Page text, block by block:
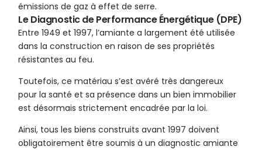
émissions de gaz à effet de serre.
Le Diagnostic de Performance Énergétique (DPE)
Entre 1949 et 1997, l’amiante a largement été utilisée
dans la construction en raison de ses propriétés
résistantes au feu.
Toutefois, ce matériau s’est avéré très dangereux
pour la santé et sa présence dans un bien immobilier
est désormais strictement encadrée par la loi.
Ainsi, tous les biens construits avant 1997 doivent
obligatoirement être soumis à un diagnostic amiante